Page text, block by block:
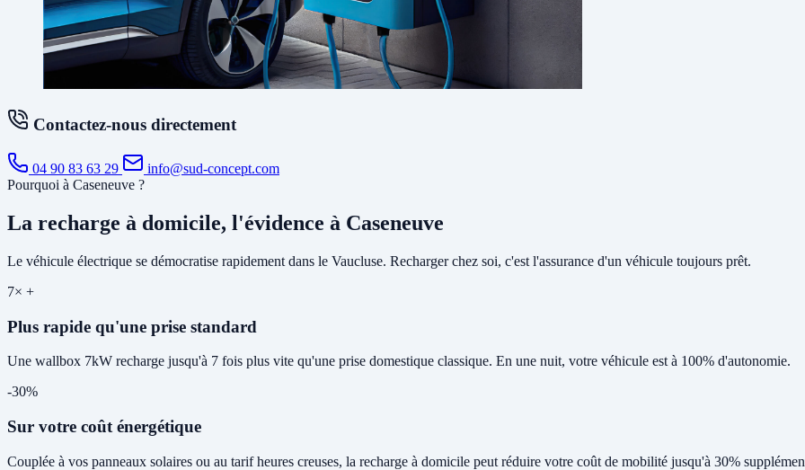
Contactez-nous directement
04 90 83 63 29
info@sud-concept.com
Pourquoi à Caseneuve ?
La recharge à domicile, l'évidence à Caseneuve
Le véhicule électrique se démocratise rapidement dans le Vaucluse. Recharger chez soi, c'est l'assurance d'un véhicule toujours prêt.
7× +
Plus rapide qu'une prise standard
Une wallbox 7kW recharge jusqu'à 7 fois plus vite qu'une prise domestique classique. En une nuit, votre véhicule est à 100% d'autonomie.
-30%
Sur votre coût énergétique
Couplée à vos panneaux solaires ou au tarif heures creuses, la recharge à domicile peut réduire votre coût de mobilité jusqu'à 30%